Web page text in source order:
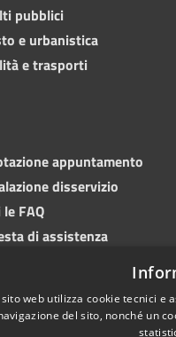
pubblici
e urbanistica
e trasporti
appuntamento
disservizio
FAQ
di assistenza
web utilizza cookie tecnici
del sito, nonché un